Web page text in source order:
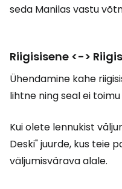
seda Manilas vastu
Riigisisene <->
Ühendamine kahe
lihtne ning seal ei
Kui olete lennukist
Deski" juurde, kus teie
väljumisvärava alale.